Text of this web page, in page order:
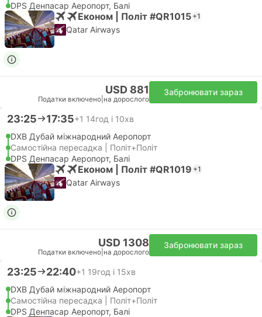
DPS Денпасар Аеропорт, Балі
Економ | Політ #QR1015 +1
Qatar Airways
USD 881
Податки включено на дорослого
Забронювати зараз
23:25 17:35+1 14год і 10хв
DXB Дубай міжнародний Аеропорт
Самостійна пересадка | Політ+Політ
DPS Денпасар Аеропорт, Балі
Економ | Політ #QR1019 +1
Qatar Airways
USD 1308
Податки включено на дорослого
Забронювати зараз
23:25 22:40+1 19год і 15хв
DXB Дубай міжнародний Аеропорт
Самостійна пересадка | Політ+Політ
DPS Денпасар Аеропорт, Балі